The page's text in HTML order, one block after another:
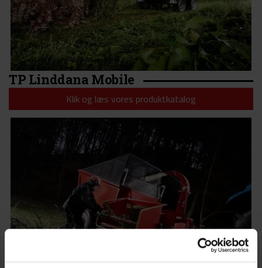
TP Linddana Mobile
Klik og læs vores produktkatalog